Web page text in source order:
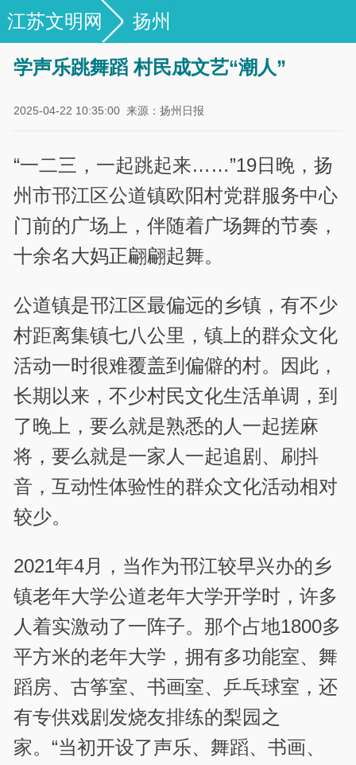
江苏文明网 扬州
学声乐跳舞蹈 村民成文艺“潮人”
2025-04-22 10:35:00 来源：扬州日报
“一二三，一起跳起来……”19日晚，扬
州市邗江区公道镇欧阳村党群服务中心
门前的广场上，伴随着广场舞的节奏，
十余名大妈正翩翩起舞。
公道镇是邗江区最偏远的乡镇，有不少
村距离集镇七八公里，镇上的群众文化
活动一时很难覆盖到偏僻的村。因此，
长期以来，不少村民文化生活单调，到
了晚上，要么就是熟悉的人一起搓麻
将，要么就是一家人一起追剧、刷抖
音，互动性体验性的群众文化活动相对
较少。
2021年4月，当作为邗江较早兴办的乡
镇老年大学公道老年大学开学时，许多
人着实激动了一阵子。那个占地1800多
平方米的老年大学，拥有多功能室、舞
蹈房、古筝室、书画室、乒乓球室，还
有专供戏剧发烧友排练的梨园之
家。“当初开设了声乐、舞蹈、书画、